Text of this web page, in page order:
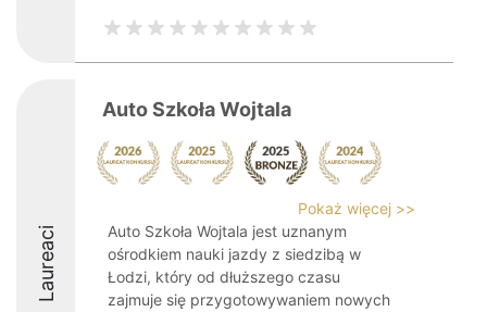
Laureaci
Auto Szkoła Wojtala
Pokaż więcej >>
Auto Szkoła Wojtala jest uznanym
ośrodkiem nauki jazdy z siedzibą w
Łodzi, który od dłuższego czasu
zajmuje się przygotowywaniem nowych